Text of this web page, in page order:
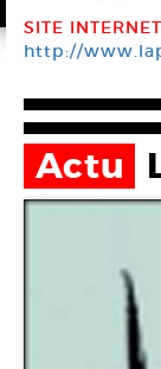
SITE INTERNET
http://
Actu